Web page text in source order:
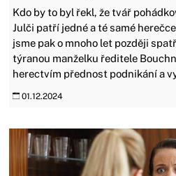
Kdo by to byl řekl, že tvář
Julči patří jedné a té samé
jsme pak o mnoho let později
týranou manželku ředitele
herectvím přednost podnikání a
01.12.2024